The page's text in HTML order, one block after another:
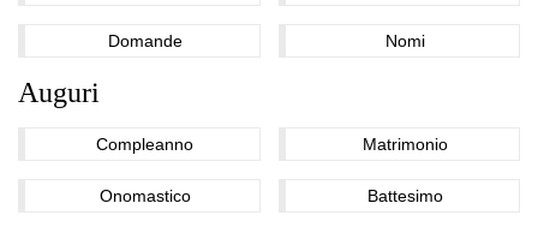
Domande Nomi
Auguri
Compleanno Matrimonio
Onomastico Battesimo